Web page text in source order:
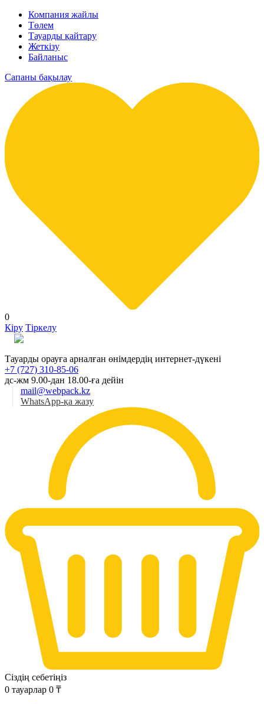
Компания жайлы
Төлем
Тауарды қайтару
Жеткізу
Байланыс
Сапаны бақылау
0
Кіру Тіркелу
Тауарды орауға арналған өнімдердің интернет-дүкені
+7 (727) 310-85-06
дс-жм 9.00-дан 18.00-ға дейін
mail@webpack.kz
WhatsApp-қа жазу
Сіздің себетіңіз
0 тауарлар 0 ₸